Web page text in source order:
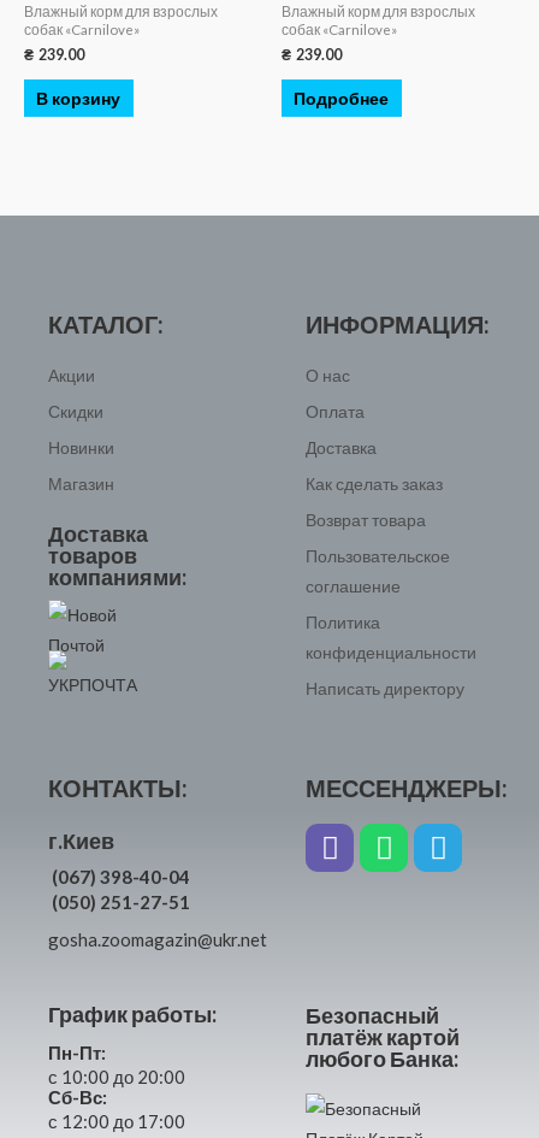
Влажный корм для взрослых
собак «Carnilove»
₴ 239.00
В корзину
Влажный корм для взрослых
собак «Carnilove»
₴ 239.00
Подробнее
КАТАЛОГ:
Акции
Скидки
Новинки
Магазин
Доставка
товаров
компаниями:
ИНФОРМАЦИЯ:
О нас
Оплата
Доставка
Как сделать заказ
Возврат товара
Пользовательское
соглашение
Политика
конфиденциальности
Написать директору
КОНТАКТЫ:
г.Киев
(067) 398-40-04
(050) 251-27-51
gosha.zoomagazin@ukr.net
График работы:
Пн-Пт:
с 10:00 до 20:00
Сб-Вс:
с 12:00 до 17:00
МЕССЕНДЖЕРЫ:
Безопасный
платёж картой
любого Банка: